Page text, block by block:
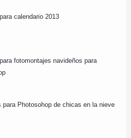
calendario 2013
fotomontajes navideños para
para Photosohop de chicas en la nieve